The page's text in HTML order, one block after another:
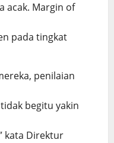
acak. Margin of
pada tingkat
penilaian
begitu yakin
kata Direktur